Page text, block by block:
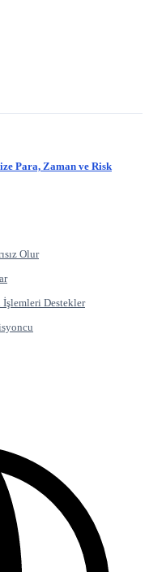
Para, Zaman ve Risk
Olur
İşlemleri Destekler